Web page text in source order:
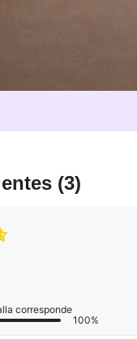
(3)
corresponde
100%